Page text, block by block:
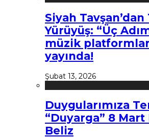
Siyah
Yürüyüş: “Üç
müzik
yayında!
Şubat 13, 2026
Duygularımıza
“Duyarga” 8
Beliz